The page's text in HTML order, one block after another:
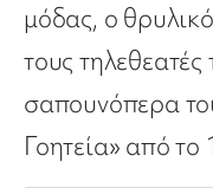
μόδας, ο
τους
σαπουνόπερα
Γοητεία» από το